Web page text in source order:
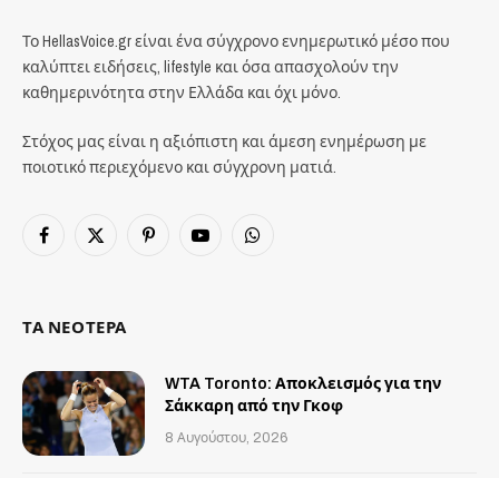
Το HellasVoice.gr είναι ένα σύγχρονο ενημερωτικό μέσο που
καλύπτει ειδήσεις, lifestyle και όσα απασχολούν την
καθημερινότητα στην Ελλάδα και όχι μόνο.
Στόχος μας είναι η αξιόπιστη και άμεση ενημέρωση με
ποιοτικό περιεχόμενο και σύγχρονη ματιά.
Facebook
X
PinterestYouTubeWhatsApp
ΤΑ ΝΕΟΤΕΡΑ
WTA Toronto: Αποκλεισμός για την
Σάκκαρη από την Γκοφ
8 Αυγούστου, 2026